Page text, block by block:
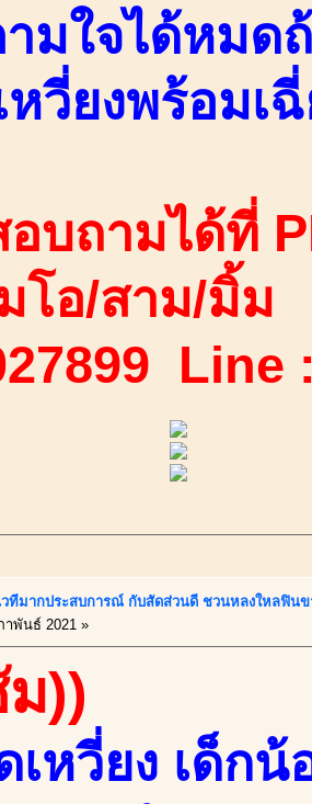
มใจได้หมด
หวี่ยงพร้อมเ
บถามได้ที่
โอ/สาม/มิ้ม
ทีมากประสบการณ์ กับสัดส่วนดี ชวนหลงใหลฟินข
าพันธ์ 2021 »
))
หวี่ยง เด็กน้